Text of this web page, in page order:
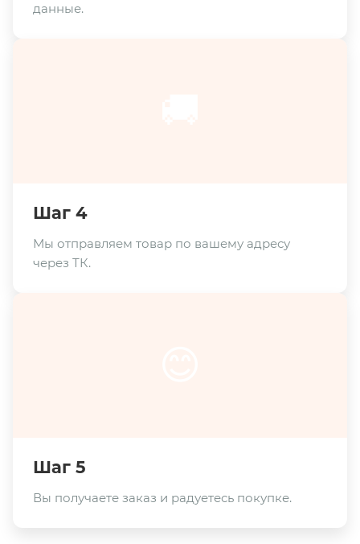
данные.
Шаг 4
Мы отправляем товар по вашему адресу
через ТК.
Шаг 5
Вы получаете заказ и радуетесь покупке.